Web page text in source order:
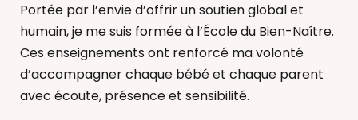
Portée par l’envie d’offrir un soutien global et
humain, je me suis formée à l’École du Bien-Naître.
Ces enseignements ont renforcé ma volonté
d’accompagner chaque bébé et chaque parent
avec écoute, présence et sensibilité.